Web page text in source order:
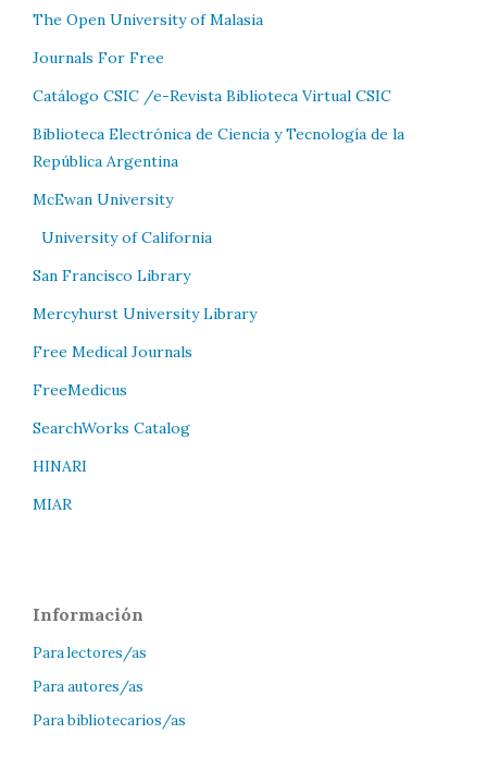
The Open University of Malasia
Journals For Free
Catálogo CSIC /e-Revista Biblioteca Virtual CSIC
Biblioteca Electrónica de Ciencia y Tecnología de la
República Argentina
McEwan University
University of California
San Francisco Library
Mercyhurst University Library
Free Medical Journals
FreeMedicus
SearchWorks Catalog
HINARI
MIAR
Información
Para lectores/as
Para autores/as
Para bibliotecarios/as